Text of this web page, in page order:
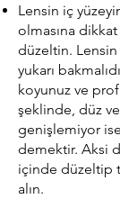
Lensin iç
olmasına
düzeltin. Lensin
yukarı
koyunuz ve
şeklinde, düz
genişlemiyor
demektir. Aksi
içinde düzeltip
alın.